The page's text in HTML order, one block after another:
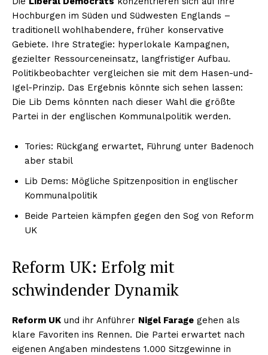
Hochburgen im Süden und Südwesten Englands –
traditionell wohlhabendere, früher konservative
Gebiete. Ihre Strategie: hyperlokale Kampagnen,
gezielter Ressourceneinsatz, langfristiger Aufbau.
Politikbeobachter vergleichen sie mit dem Hasen-und-
Igel-Prinzip. Das Ergebnis könnte sich sehen lassen:
Die Lib Dems könnten nach dieser Wahl die größte
Partei in der englischen Kommunalpolitik werden.
Tories: Rückgang erwartet, Führung unter Badenoch
aber stabil
Lib Dems: Mögliche Spitzenposition in englischer
Kommunalpolitik
Beide Parteien kämpfen gegen den Sog von Reform
UK
Reform UK: Erfolg mit
schwindender Dynamik
Reform UK und ihr Anführer Nigel Farage gehen als
klare Favoriten ins Rennen. Die Partei erwartet nach
eigenen Angaben mindestens 1.000 Sitzgewinne in